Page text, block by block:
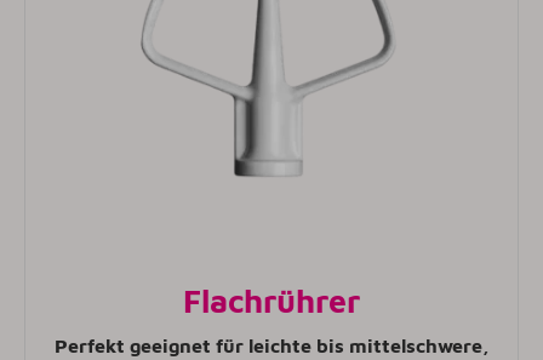
Flachrührer
Perfekt geeignet für leichte bis mittelschwere,